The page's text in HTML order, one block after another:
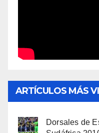
ARTÍCULOS MÁS
Dorsales de